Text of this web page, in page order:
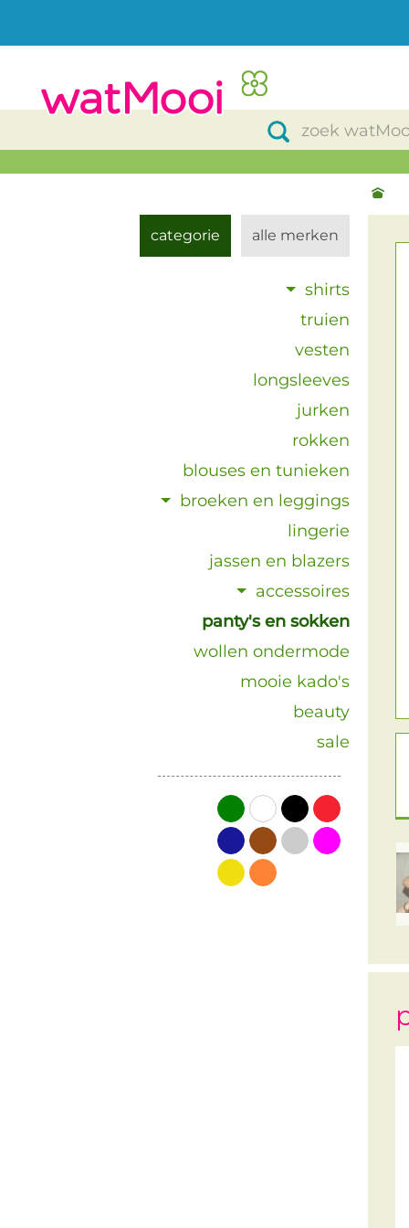
categorie
shirts
truien
vesten
longsleeves
jurken
rokken
blouses en tunieken
broeken en leggings
lingerie
jassen en blazers
accessoires
panty's en sokken
wollen ondermode
mooie kado's
beauty
sale
groenwit zwartrood
blauwbruingrijsroze
geeloranje
alle merken